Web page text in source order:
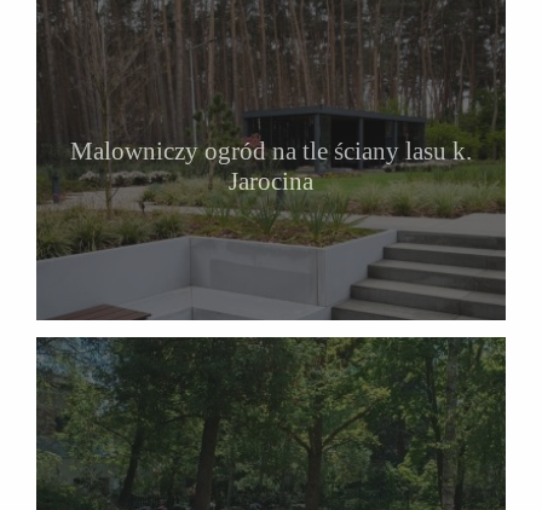
Malowniczy ogród na tle ściany lasu k.
Jarocina